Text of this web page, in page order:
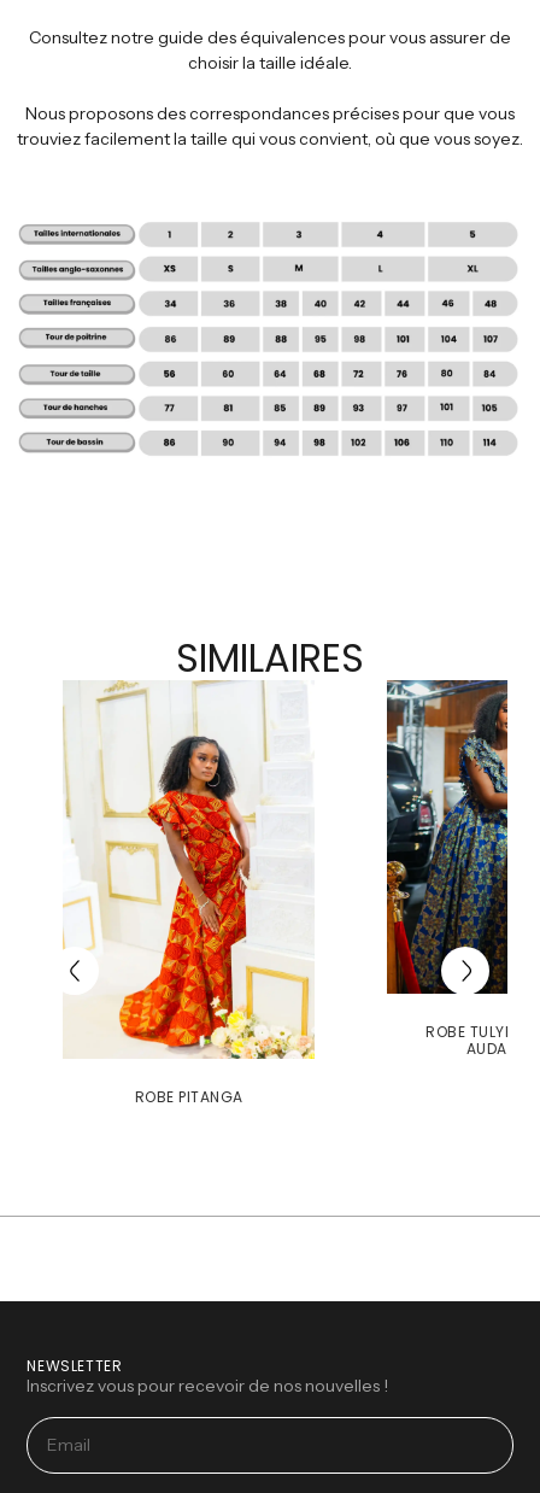
Consultez notre guide des équivalences pour vous assurer de
choisir la taille idéale.
Nous proposons des correspondances précises pour que vous
trouviez facilement la taille qui vous convient, où que vous soyez.
SIMILAIRES
ROBE PITANGA
ROBE TULYPE
NEWSLETTER
Inscrivez vous pour recevoir de nos nouvelles !